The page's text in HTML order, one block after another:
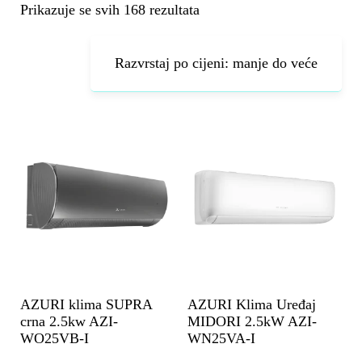
Prikazuje se svih 168 rezultata
AZURI klima SUPRA
crna 2.5kw AZI-
WO25VB-I
AZURI Klima Uređaj
MIDORI 2.5kW AZI-
WN25VA-I